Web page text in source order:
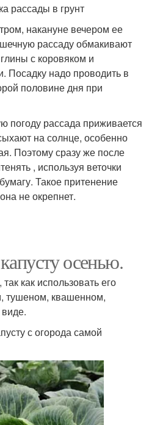
рассады в грунт
накануне вечером ее
рассаду обмакивают
с коровяком и
Посадку надо проводить в
половине дня при
погоду рассада приживается
на солнце, особенно
Поэтому сразу же после
, используя веточки
Такое притенение
не окрепнет.
осенью.
как использовать его
тушеном, квашенном,
с огорода самой